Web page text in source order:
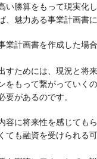
い勝算をもって現実化し
、魅力ある事業計画書に
業計画書を作成した場
すためには、現況と将
をもって繋がっていく
があるのです。
容に将来性を感じても
ても融資を受けられる